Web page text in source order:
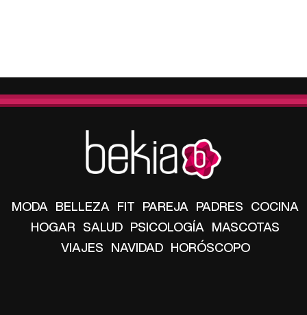
MODA BELLEZA FIT PAREJA PADRES COCINA
HOGAR SALUD PSICOLOGÍA MASCOTAS
VIAJES NAVIDAD HORÓSCOPO